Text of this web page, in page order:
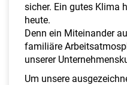
sicher. Ein gutes Klima
heute.
Denn ein Miteinander
familiäre
unserer
Um unsere